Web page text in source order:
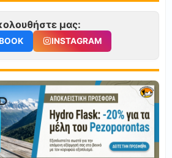
μας:
INSTAGRAM